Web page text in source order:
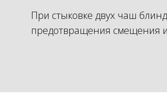
При стыковке двух чаш
предотвращения смещения